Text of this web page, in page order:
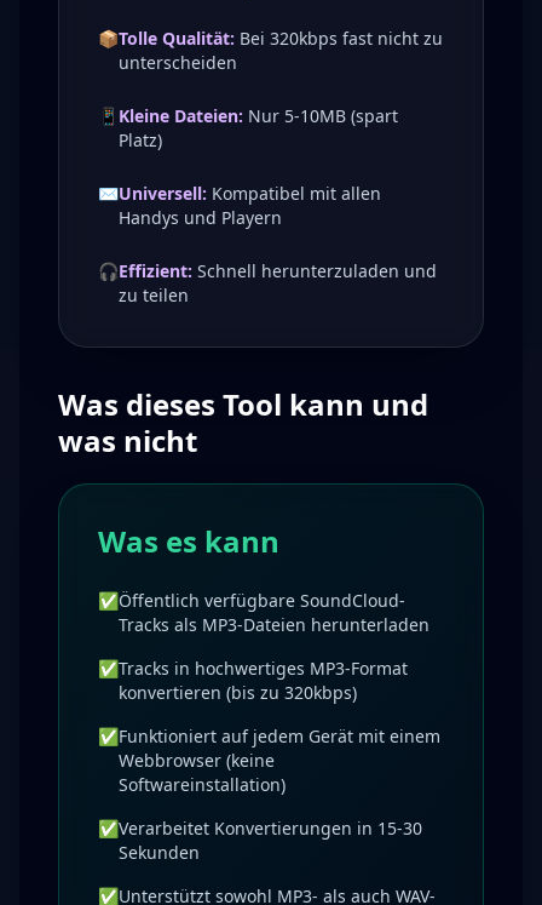
📦Tolle Qualität: Bei 320kbps fast nicht zu
unterscheiden
📱 Kleine Dateien: Nur 5-10MB (spart
Platz)
✉️Universell: Kompatibel mit allen
Handys und Playern
🎧Effizient: Schnell herunterzuladen und
zu teilen
Was dieses Tool kann und
was nicht
Was es kann
✅Öffentlich verfügbare SoundCloud-
Tracks als MP3-Dateien herunterladen
✅Tracks in hochwertiges MP3-Format
konvertieren (bis zu 320kbps)
✅Funktioniert auf jedem Gerät mit einem
Webbrowser (keine
Softwareinstallation)
✅Verarbeitet Konvertierungen in 15-30
Sekunden
✅Unterstützt sowohl MP3- als auch WAV-